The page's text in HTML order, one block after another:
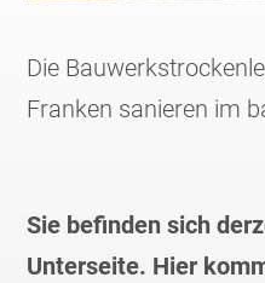
Die
Franken sanieren im
Sie befinden sich
Unterseite. Hier